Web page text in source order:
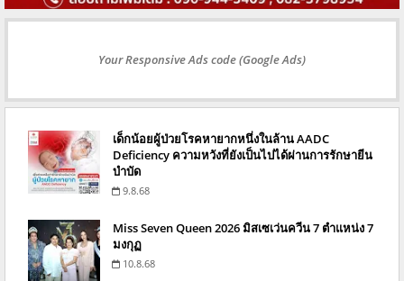
Your Responsive Ads code (Google Ads)
เด็กน้อยผู้ป่วยโรคหายากหนึ่งในล้าน AADC
Deficiency ความหวังที่ยังเป็นไปได้ผ่านการรักษายีน
บำบัด
9.8.68
Miss Seven Queen 2026 มิสเซเว่นควีน 7 ตำแหน่ง 7
มงกุฏ
10.8.68